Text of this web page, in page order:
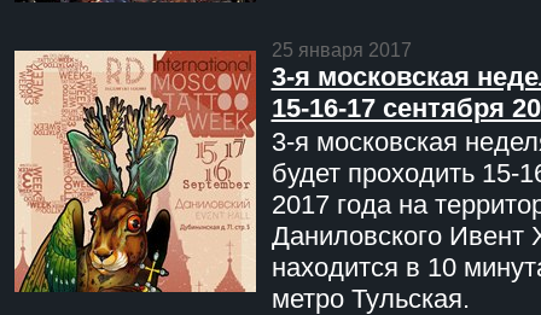
25 января 2017
3-я московская
15-16-17 сентября
3-я московская
будет проходить 15-
2017 года на
Даниловского Ивент
находится в 10
метро Тульская.